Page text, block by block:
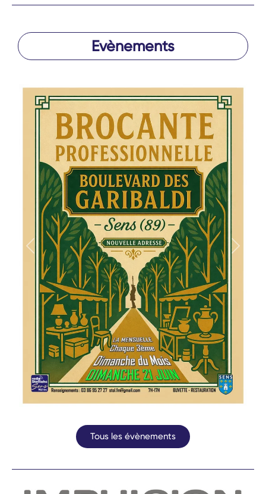
Evènements
Précédent
Tous les évènements